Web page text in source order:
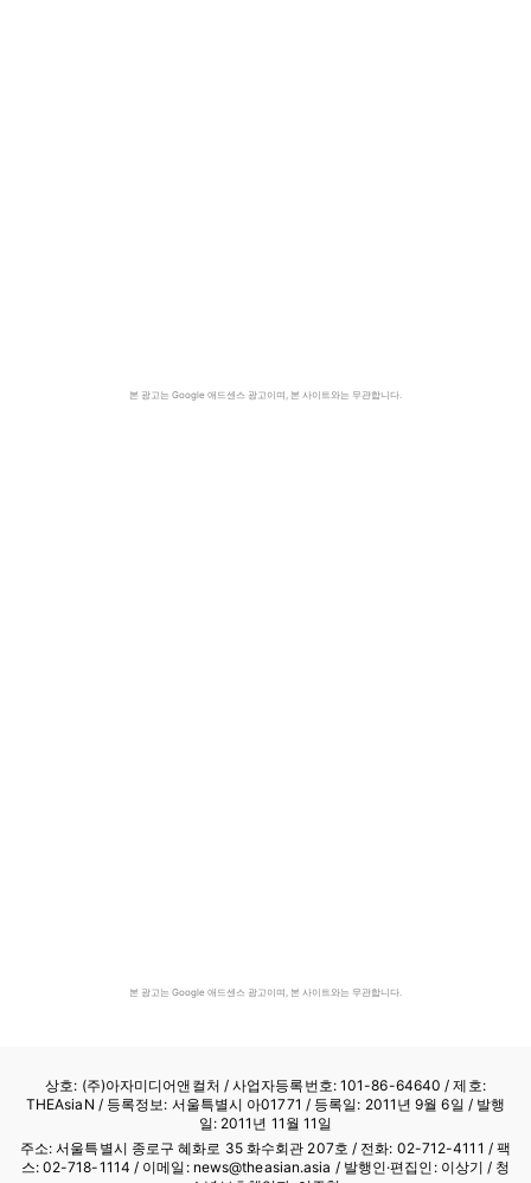
본 광고는 Google 애드센스 광고이며, 본 사이트와는 무관합니다.
본 광고는 Google 애드센스 광고이며, 본 사이트와는 무관합니다.
상호: (주)아자미디어앤컬처 /사업자등록번호: 101-86-64640 / 제호:
THEAsiaN / 등록정보: 서울특별시 아01771 / 등록일: 2011년 9월 6일 / 발행
일: 2011년 11월 11일
주소: 서울특별시 종로구 혜화로 35 화수회관 207호 / 전화: 02-712-4111 / 팩
스: 02-718-1114 / 이메일: news@theasian.asia / 발행인·편집인: 이상기 / 청